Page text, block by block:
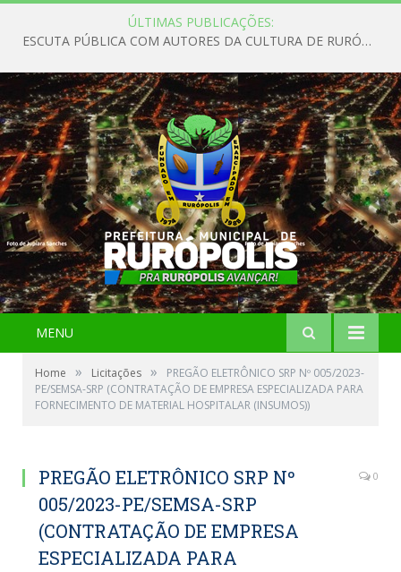
ÚLTIMAS PUBLICAÇÕES:
ESCUTA PÚBLICA COM AUTORES DA CULTURA DE RURÓPOLIS
MENU
Home » Licitações »
PREGÃO ELETRÔNICO SRP Nº 005/2023-
PE/SEMSA-SRP (CONTRATAÇÃO DE EMPRESA ESPECIALIZADA PARA
FORNECIMENTO DE MATERIAL HOSPITALAR (INSUMOS))
PREGÃO ELETRÔNICO SRP Nº
005/2023-PE/SEMSA-SRP
(CONTRATAÇÃO DE EMPRESA
ESPECIALIZADA PARA
0